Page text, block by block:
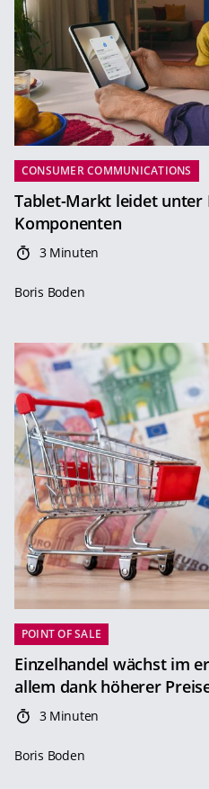
CONSUMER COMMUNICATIONS
Tablet-Markt leidet unter
Komponenten
3 Minuten
Boris Boden
POINT OF SALE
Einzelhandel wächst im
allem dank höherer
3 Minuten
Boris Boden